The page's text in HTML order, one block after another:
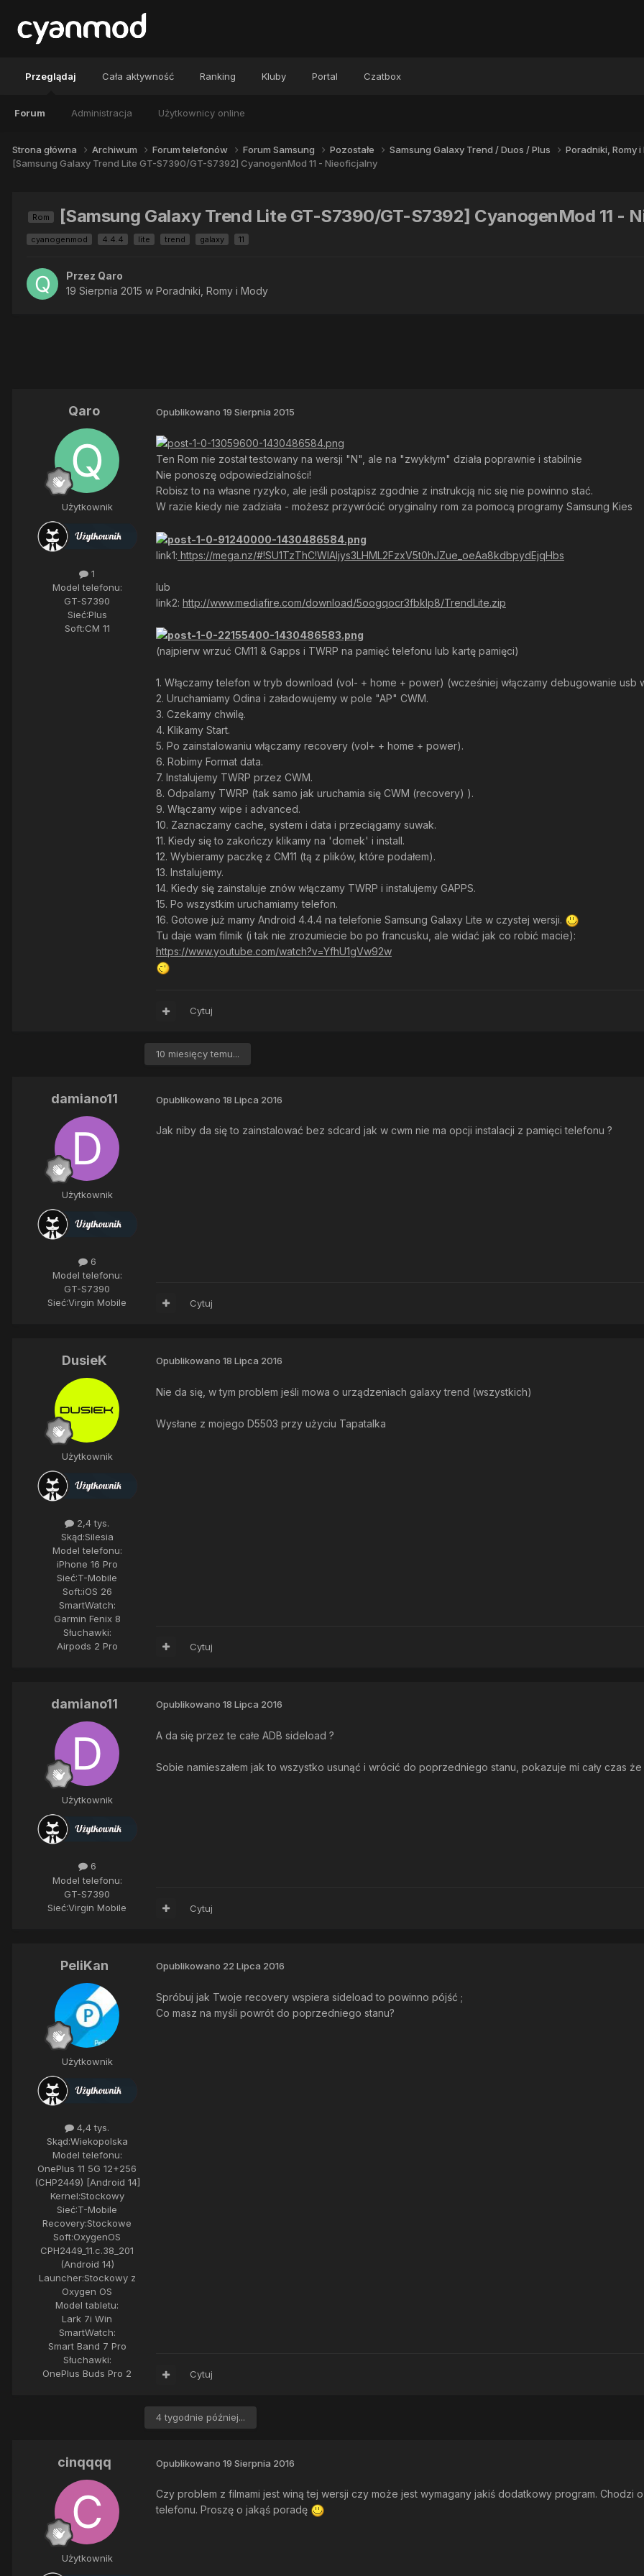
Przeglądaj
Forum Administracja Użytkownicy online
Cała aktywność Ranking Kluby Portal Czatbox
Strona główna Archiwum Forum telefonów Forum Samsung Pozostałe Samsung Galaxy Trend / Duos / Plus
Poradniki, Romy
[Samsung Galaxy Trend Lite GT-S7390/GT-S7392] CyanogenMod 11 - Nieoficjalny
Rom [Samsung Galaxy Trend Lite GT-S7390/GT-S7392] CyanogenMod 11 -
cyanogenmod 4.4.4 lite trend galaxy 11
Przez Qaro
19 Sierpnia 2015 w Poradniki, Romy i Mody
Qaro
Użytkownik
1
Model telefonu:
GT-S7390
Sieć:Plus
Soft:CM 11
Opublikowano 19 Sierpnia 2015
Ten Rom nie został testowany na wersji "N", ale na "zwykłym" działa poprawnie i stabilnie
Nie ponoszę odpowiedzialności!
Robisz to na własne ryzyko, ale jeśli postąpisz zgodnie z instrukcją nic się nie powinno stać.
W razie kiedy nie zadziała - możesz przywrócić oryginalny rom za pomocą programy Samsung Kies
link1: https://mega.nz/#!SU1TzThC!WlAljys3LHML2FzxV5t0hJZue_oeAa8kdbpydEjqHbs
lub
link2: http://www.mediafire.com/download/5oogqocr3fbklp8/TrendLite.zip
(najpierw wrzuć CM11 & Gapps i TWRP na pamięć telefonu lub kartę pamięci)
1. Włączamy telefon w tryb download (vol- + home + power) (wcześniej włączamy debugowanie usb
2. Uruchamiamy Odina i załadowujemy w pole "AP" CWM.
3. Czekamy chwilę.
4. Klikamy Start.
5. Po zainstalowaniu włączamy recovery (vol+ + home + power).
6. Robimy Format data.
7. Instalujemy TWRP przez CWM.
8. Odpalamy TWRP (tak samo jak uruchamia się CWM (recovery) ).
9. Włączamy wipe i advanced.
10. Zaznaczamy cache, system i data i przeciągamy suwak.
11. Kiedy się to zakończy klikamy na 'domek' i install.
12. Wybieramy paczkę z CM11 (tą z plików, które podałem).
13. Instalujemy.
14. Kiedy się zainstaluje znów włączamy TWRP i instalujemy GAPPS.
15. Po wszystkim uruchamiamy telefon.
16. Gotowe już mamy Android 4.4.4 na telefonie Samsung Galaxy Lite w czystej wersji.
Tu daje wam filmik (i tak nie zrozumiecie bo po francusku, ale widać jak co robić macie):
https://www.youtube.com/watch?v=YfhU1gVw92w
Cytuj
10 miesięcy temu...
damiano11
Użytkownik
6
Model telefonu:
GT-S7390
Sieć:Virgin Mobile
Opublikowano 18 Lipca 2016
Jak niby da się to zainstalować bez sdcard jak w cwm nie ma opcji instalacji z pamięci telefonu ?
Cytuj
DusieK
Użytkownik
2,4 tys.
Skąd:Silesia
Model telefonu:
iPhone 16 Pro
Sieć:T-Mobile
Soft:iOS 26
SmartWatch:
Garmin Fenix 8
Słuchawki:
Airpods 2 Pro
Opublikowano 18 Lipca 2016
Nie da się, w tym problem jeśli mowa o urządzeniach galaxy trend (wszystkich)
Wysłane z mojego D5503 przy użyciu Tapatalka
Cytuj
damiano11
Użytkownik
6
Model telefonu:
GT-S7390
Sieć:Virgin Mobile
Opublikowano 18 Lipca 2016
A da się przez te całe ADB sideload ?
Sobie namieszałem jak to wszystko usunąć i wrócić do poprzedniego stanu, pokazuje mi cały czas że
Cytuj
PeliKan
Użytkownik
4,4 tys.
Skąd:Wiekopolska
Model telefonu:
OnePlus 11 5G 12+256
(CHP2449) [Android 14]
Kernel:Stockowy
Sieć:T-Mobile
Recovery:Stockowe
Soft:OxygenOS
CPH2449_11.c.38_201
(Android 14)
Launcher:Stockowy z
Oxygen OS
Model tabletu:
Lark 7i Win
SmartWatch:
Smart Band 7 Pro
Słuchawki:
OnePlus Buds Pro 2
Opublikowano 22 Lipca 2016
Spróbuj jak Twoje recovery wspiera sideload to powinno pójść ;
Co masz na myśli powrót do poprzedniego stanu?
Cytuj
4 tygodnie później...
cinqqqq
Użytkownik
Opublikowano 19 Sierpnia 2016
Czy problem z filmami jest winą tej wersji czy może jest wymagany jakiś dodatkowy program. Chodzi
telefonu. Proszę o jakąś poradę